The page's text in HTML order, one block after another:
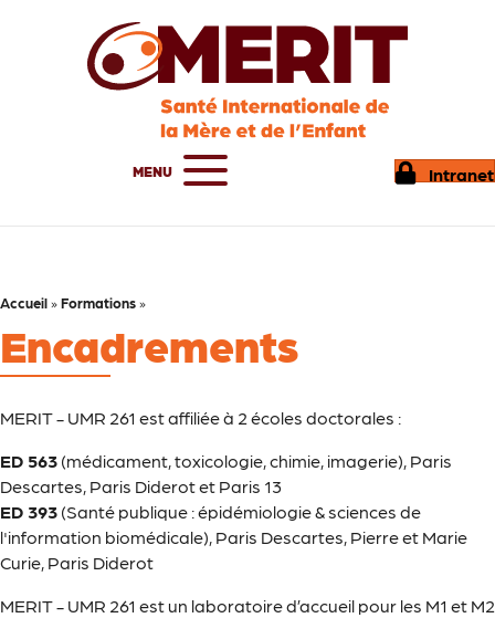
MENU Intranet
Accueil » Formations »
Encadrements
MERIT - UMR 261 est affiliée à 2 écoles doctorales :
ED 563 (médicament, toxicologie, chimie, imagerie), Paris
Descartes, Paris Diderot et Paris 13
ED 393 (Santé publique : épidémiologie & sciences de
l'information biomédicale), Paris Descartes, Pierre et Marie
Curie, Paris Diderot
MERIT - UMR 261 est un laboratoire d’accueil pour les M1 et M2